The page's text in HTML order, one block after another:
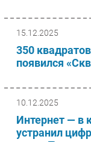
15.12.2025
350
появился
10.12.2025
Интернет — в
устранил